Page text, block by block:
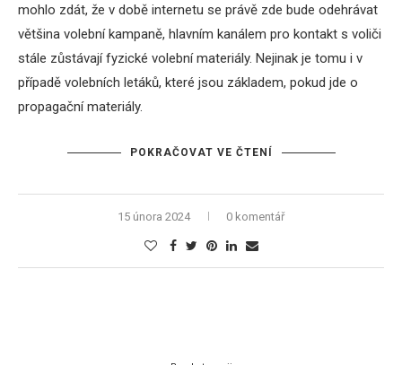
mohlo zdát, že v době internetu se právě zde bude odehrávat
většina volební kampaně, hlavním kanálem pro kontakt s voliči
stále zůstávají fyzické volební materiály. Nejinak je tomu i v
případě volebních letáků, které jsou základem, pokud jde o
propagační materiály.
POKRAČOVAT VE ČTENÍ
15 února 2024 0 komentář